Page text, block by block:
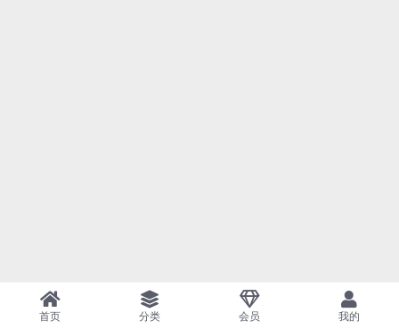
首页 分类 会员 我的